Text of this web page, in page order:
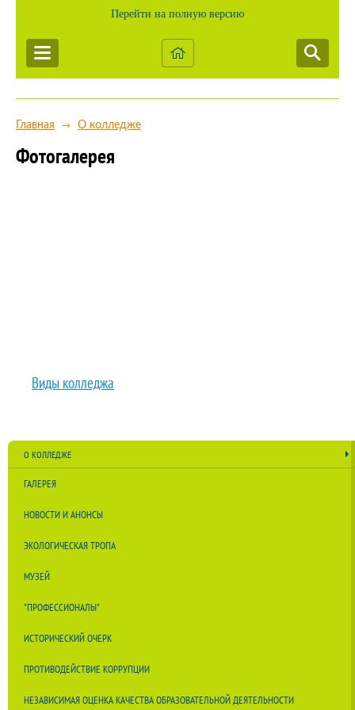
Перейти на полную версию
Главная → О колледже
Фотогалерея
Виды колледжа
О КОЛЛЕДЖЕ
ГАЛЕРЕЯ
НОВОСТИ И АНОНСЫ
ЭКОЛОГИЧЕСКАЯ ТРОПА
МУЗЕЙ
"ПРОФЕССИОНАЛЫ"
ИСТОРИЧЕСКИЙ ОЧЕРК
ПРОТИВОДЕЙСТВИЕ КОРРУПЦИИ
НЕЗАВИСИМАЯ ОЦЕНКА КАЧЕСТВА ОБРАЗОВАТЕЛЬНОЙ ДЕЯТЕЛЬНОСТИ